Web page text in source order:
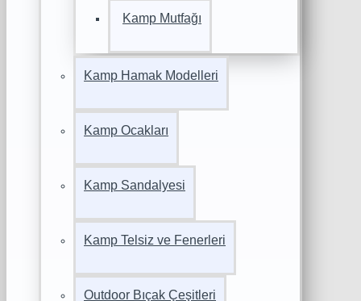
Kamp Mutfağı
Kamp Hamak Modelleri
Kamp Ocakları
Kamp Sandalyesi
Kamp Telsiz ve Fenerleri
Outdoor Bıçak Çeşitleri